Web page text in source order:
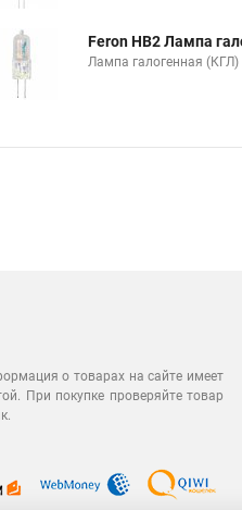
Feron HB2 Лампа
Лампа галогенная (КГЛ)
о товарах на сайте имеет
При покупке проверяйте товар